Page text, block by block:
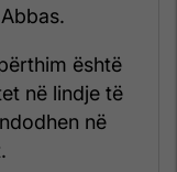
është
në lindje të
në